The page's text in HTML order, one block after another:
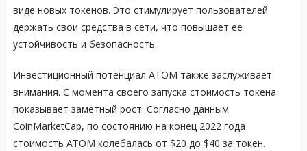
виде новых токенов. Это стимулирует пользователей
держать свои средства в сети, что повышает ее
устойчивость и безопасность.
Инвестиционный потенциал ATOM также заслуживает
внимания. С момента своего запуска стоимость токена
показывает заметный рост. Согласно данным
CoinMarketCap, по состоянию на конец 2022 года
стоимость ATOM колебалась от $20 до $40 за токен.